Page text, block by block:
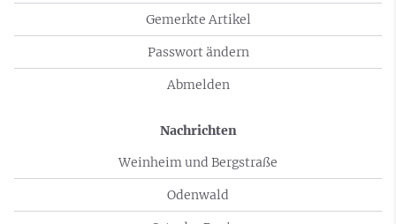
Gemerkte Artikel
Passwort ändern
Abmelden
Nachrichten
Weinheim und Bergstraße
Odenwald